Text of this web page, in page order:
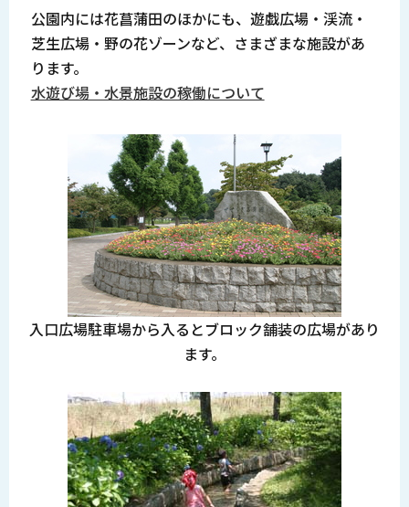
公園内には花菖蒲田のほかにも、遊戯広場・渓流・
芝生広場・野の花ゾーンなど、さまざまな施設があ
ります。
水遊び場・水景施設の稼働について
入口広場駐車場から入るとブロック舗装の広場があり
ます。